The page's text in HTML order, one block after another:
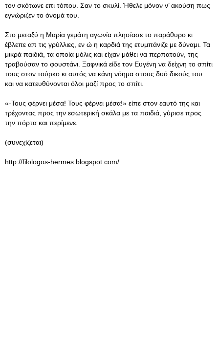
τον σκότωνε επι τόπου. Σαν το σκυλί. Ήθελε μόνον ν’ ακούση πως
εγνώριζεν το όνομά του.
Στο μεταξύ η Μαρία γεμάτη αγωνία πλησίασε το παράθυρο κι
έβλεπε απ τις γρύλλιες, εν ώ η καρδιά της ετυμπάνιζε με δύναμι. Τα
μικρά παιδιά, τα οποία μόλις και είχαν μάθει να περπατούν, της
τραβούσαν το φουστάνι. Ξαφνικά είδε τον Ευγένη να δείχνη το σπίτι
τους στον τούρκο κι αυτός να κάνη νόημα στους δυό δικούς του
και να κατευθύνονται όλοι μαζί προς το σπίτι.
«-Τους φέρνει μέσα! Τους φέρνει μέσα!» είπε στον εαυτό της και
τρέχοντας προς την εσωτερική σκάλα με τα παιδιά, γύρισε προς
την πόρτα και περίμενε.
(συνεχίζεται)
http://filologos-hermes.blogspot.com/